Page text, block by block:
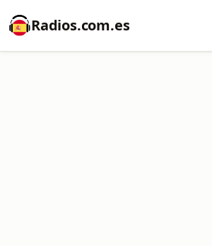
Radios.com.es